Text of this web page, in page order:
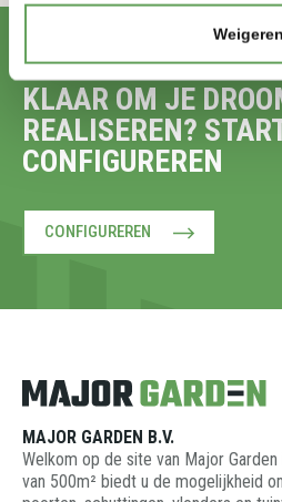
Weigeren
KLAAR OM JE
REALISEREN?
CONFIGUREREN
CONFIGUREREN
MAJOR GARDEN B.V.
Welkom op de site van Major
van 500m² biedt u de mogelijkheid